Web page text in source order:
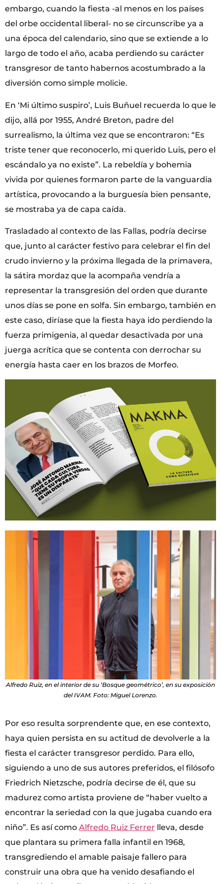
embargo, cuando la fiesta -al menos en los países
del orbe occidental liberal- no se circunscribe ya a
una época del calendario, sino que se extiende a lo
largo de todo el año, acaba perdiendo su carácter
transgresor de tanto habernos acostumbrado a la
diversión como simple molicie.
En ‘Mi último suspiro’, Luis Buñuel recuerda lo que le
dijo, allá por 1955, André Breton, padre del
surrealismo, la última vez que se encontraron: “Es
triste tener que reconocerlo, mi querido Luis, pero el
escándalo ya no existe”. La rebeldía y bohemia
vivida por quienes formaron parte de la vanguardia
artística, provocando a la burguesía bien pensante,
se mostraba ya de capa caída.
Trasladado al contexto de las Fallas, podría decirse
que, junto al carácter festivo para celebrar el fin del
crudo invierno y la próxima llegada de la primavera,
la sátira mordaz que la acompaña vendría a
representar la transgresión del orden que durante
unos días se pone en solfa. Sin embargo, también en
este caso, diríase que la fiesta haya ido perdiendo la
fuerza primigenia, al quedar desactivada por una
juerga acrítica que se contenta con derrochar su
energía hasta caer en los brazos de Morfeo.
Alfredo Ruiz, en el interior de su ‘Bosque geométrico’, en su exposición
del IVAM. Foto: Miguel Lorenzo.
Por eso resulta sorprendente que, en ese contexto,
haya quien persista en su actitud de devolverle a la
fiesta el carácter transgresor perdido. Para ello,
siguiendo a uno de sus autores preferidos, el filósofo
Friedrich Nietzsche, podría decirse de él, que su
madurez como artista proviene de “haber vuelto a
encontrar la seriedad con la que jugaba cuando era
niño”. Es así como Alfredo Ruiz Ferrer lleva, desde
que plantara su primera falla infantil en 1968,
transgrediendo el amable paisaje fallero para
construir una obra que ha venido desafiando el